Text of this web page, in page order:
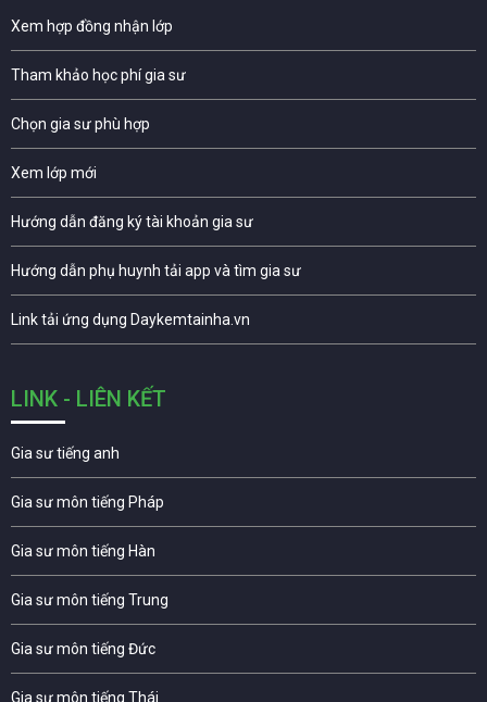
Xem hợp đồng nhận lớp
Tham khảo học phí gia sư
Chọn gia sư phù hợp
Xem lớp mới
Hướng dẫn đăng ký tài khoản gia sư
Hướng dẫn phụ huynh tải app và tìm gia sư
Link tải ứng dụng Daykemtainha.vn
LINK - LIÊN KẾT
Gia sư tiếng anh
Gia sư môn tiếng Pháp
Gia sư môn tiếng Hàn
Gia sư môn tiếng Trung
Gia sư môn tiếng Đức
Gia sư môn tiếng Thái